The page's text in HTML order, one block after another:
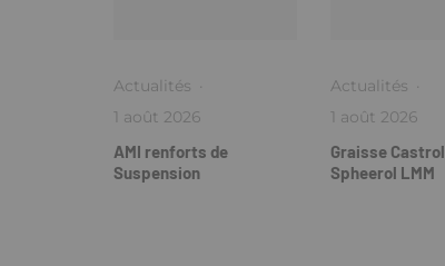
Actualités ·
1 août 2026
AMI renforts de
Suspension
Actualités ·
1 août 2026
Graisse Castrol
Spheerol LMM